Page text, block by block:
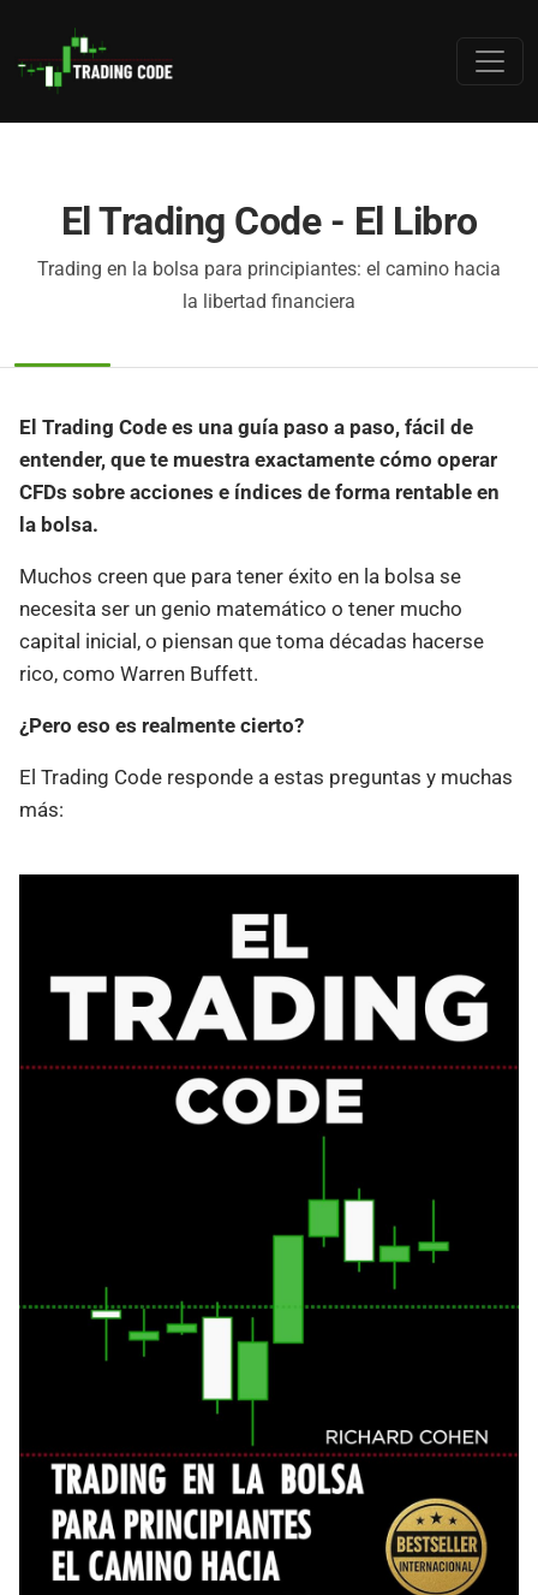
El Trading Code - El Libro
Trading en la bolsa para principiantes: el camino hacia
la libertad financiera
El Trading Code es una guía paso a paso, fácil de
entender, que te muestra exactamente cómo operar
CFDs sobre acciones e índices de forma rentable en
la bolsa.
Muchos creen que para tener éxito en la bolsa se
necesita ser un genio matemático o tener mucho
capital inicial, o piensan que toma décadas hacerse
rico, como Warren Buffett.
¿Pero eso es realmente cierto?
El Trading Code responde a estas preguntas y muchas
más: